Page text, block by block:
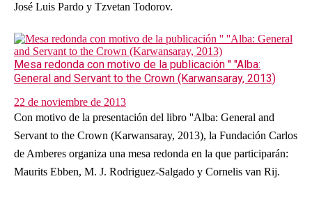
José Luis Pardo y Tzvetan Todorov.
Mesa redonda con motivo de la publicación '' ''Alba:
General and Servant to the Crown (Karwansaray, 2013)
22 de noviembre de 2013
Con motivo de la presentación del libro ''Alba: General and
Servant to the Crown (Karwansaray, 2013), la Fundación Carlos
de Amberes organiza una mesa redonda en la que participarán:
Maurits Ebben, M. J. Rodriguez-Salgado y Cornelis van Rij.